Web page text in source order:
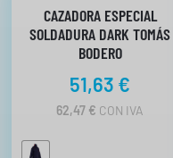
CAZADORA ESPECIAL
SOLDADURA DARK TOMÁS
BODERO
51,63 €
62,47 € CON IVA